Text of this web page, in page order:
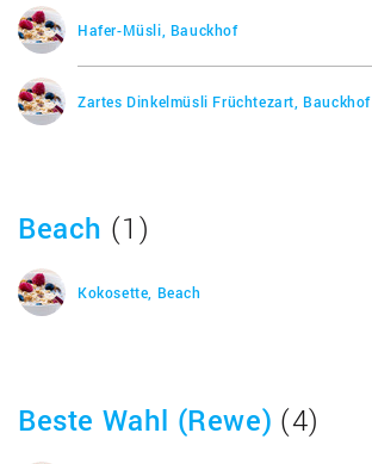
Hafer-Müsli, Bauckhof
Zartes Dinkelmüsli Früchtezart, Bauckhof
Beach (1)
Kokosette, Beach
Beste Wahl (Rewe) (4)